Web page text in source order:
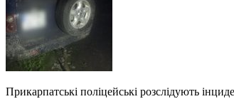
Прикарпатські поліцейські розслідують